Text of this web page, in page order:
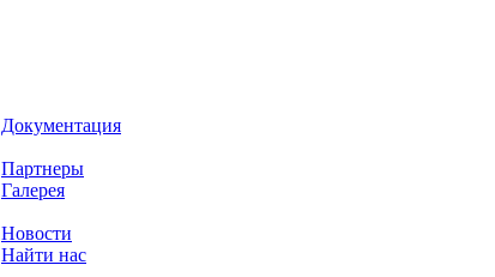
Документация
Партнеры
Галерея
Новости
Найти нас